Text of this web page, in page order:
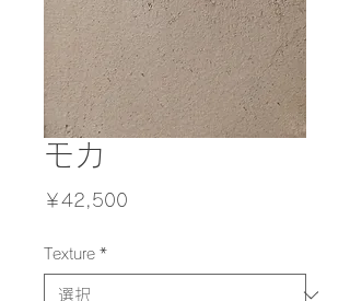
モカ
￥42,500
Texture *